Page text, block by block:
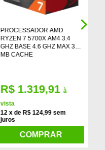
PROCESSADOR AMD
RYZEN 7 5700X AM4 3.4
GHZ BASE 4.6 GHZ MAX 36
MB CACHE
R$ 1.319,91à
vista
12 x de R$ 124,99 sem
juros
COMPRAR